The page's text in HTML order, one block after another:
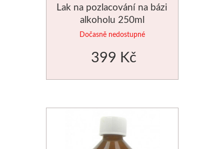
Malířská plátna
Štětce
Novinky
Lak na pozlacování na bázi
alkoholu 250ml
Dočasně nedostupné
399 Kč